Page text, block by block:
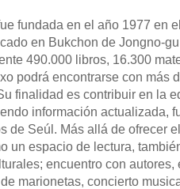
fundada en el año 1977 en
en Bukchon de Jongno-
490.000 libros, 16.300
podrá encontrarse con más
finalidad es contribuir en la
información actualizada,
de Seúl. Más allá de ofrecer
un espacio de lectura,
encuentro con
marionetas, concierto